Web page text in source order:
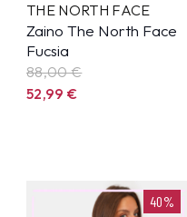
THE NORTH FACE
Zaino The North Face
Fucsia
88,00 €
52,99€
40%